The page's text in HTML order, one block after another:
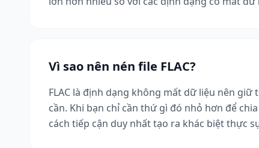
Vì sao nên nén file FLAC?
FLAC là định dạng không mất dữ liệu nên
cần. Khi bạn chỉ cần thứ gì đó nhỏ hơn để
cách tiếp cận duy nhất tạo ra khác biệt thực